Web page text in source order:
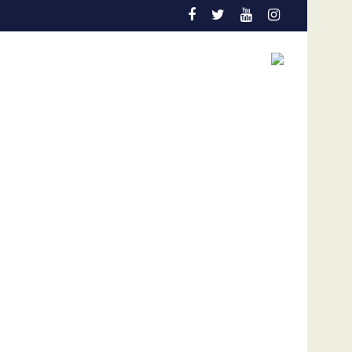
actual coyuntura
de dólares por afectaciones a la salud mental de los niños
Vozinha genera furor en su presentación en